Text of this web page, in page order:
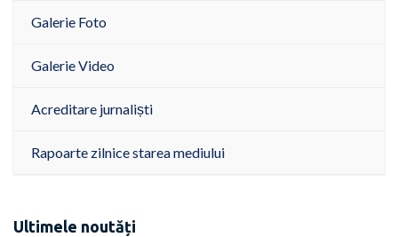
Galerie Foto
Galerie Video
Acreditare jurnaliști
Rapoarte zilnice starea mediului
Ultimele noutăți